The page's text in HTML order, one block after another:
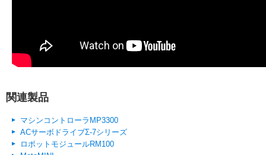
関連製品
マシンコントローラMP3300
ACサーボドライブΣ-7シリーズ
ロボットモジュールRM100